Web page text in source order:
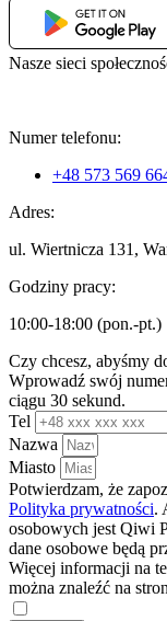
Nasze sieci
Numer telefonu:
+48 573 569
Adres:
ul. Wiertnicza 131,
Godziny pracy:
10:00-18:00 (pon.-pt.)
Czy chcesz, abyśmy
Wprowadź swój
ciągu 30 sekund.
Tel
Nazwa
Miasto
Potwierdzam, że
Polityka prywatności.
osobowych jest Qiwi
dane osobowe będą
Więcej informacji na
można znaleźć na